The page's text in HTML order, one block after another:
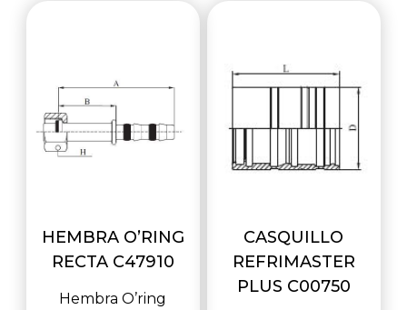
HEMBRA O’RING
RECTA C47910
Hembra O’ring
CASQUILLO
REFRIMASTER
PLUS C00750